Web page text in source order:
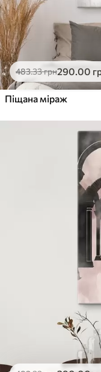
483.33грн290.00
Піщана міраж